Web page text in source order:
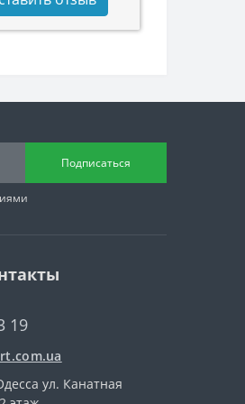
Подписаться
19
ул. Канатная